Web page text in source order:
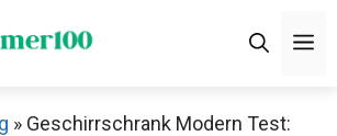
» Geschirrschrank Modern Test: